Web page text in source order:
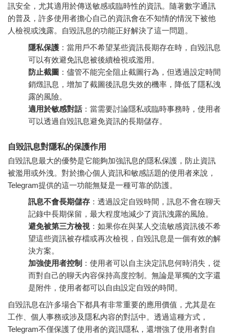
訊安全，尤其適用於傳送敏感或臨時性的資訊。隨著數字通訊
的普及，許多使用者擔心自己的資訊會在不知情的情況下被他
人檢視或洩露。自毀訊息的功能正好解決了這一問題。
隱私保護 ：當用戶不希望某些資訊長期存在時，自毀訊息
可以有效避免訊息被後續檢視或濫用。
防止截圖 ：儘管不能完全阻止截圖行為，但透過設定時間
銷燬訊息，增加了截圖後訊息失效的機率，降低了隱私洩
露的風險。
適用於敏感對話：當需要討論隱私或臨時事務時，使用者
可以透過自毀訊息避免資訊的長期儲存。
自毀訊息對隱私的保護作用
自毀訊息最大的優勢是它能夠加強訊息的隱私保護，防止資訊
被濫用或外洩。對於擔心個人資訊和敏感話題的使用者來說，
Telegram提供的這一功能無疑是一種可靠的防護。
訊息不會長期儲存 ：透過設定自毀時間，訊息不會在聊天
記錄中長期保留，最大程度地減少了資訊洩露的風險。
避免被第三方檢視 ：如果你在與某人交流敏感資訊後不希
望這些資訊被存檔或再次檢視，自毀訊息是一個有效的解
決方案。
加強使用者控制 ：使用者可以自主決定訊息何時消失，從
而對自己的聊天內容保持高度控制。無論是單獨的文字還
是附件，使用者都可以自由設定自毀的時間。
自毀訊息在許多場合下都具有非常重要的應用價值，尤其是在
工作、個人事務或涉及隱私內容的對話中。透過這種方式，
Telegram不僅保護了使用者的資訊隱私，還增強了使用者對自